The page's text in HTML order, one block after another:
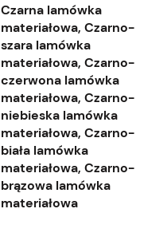
Czarna lamówka
materiałowa, Czarno-
szara lamówka
materiałowa, Czarno-
czerwona lamówka
materiałowa, Czarno-
niebieska lamówka
materiałowa, Czarno-
biała lamówka
materiałowa, Czarno-
brązowa lamówka
materiałowa